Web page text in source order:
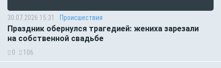
30.07.2026 15:31 Происшествия
Праздник обернулся трагедией: жениха зарезали
на собственной свадьбе
0 106